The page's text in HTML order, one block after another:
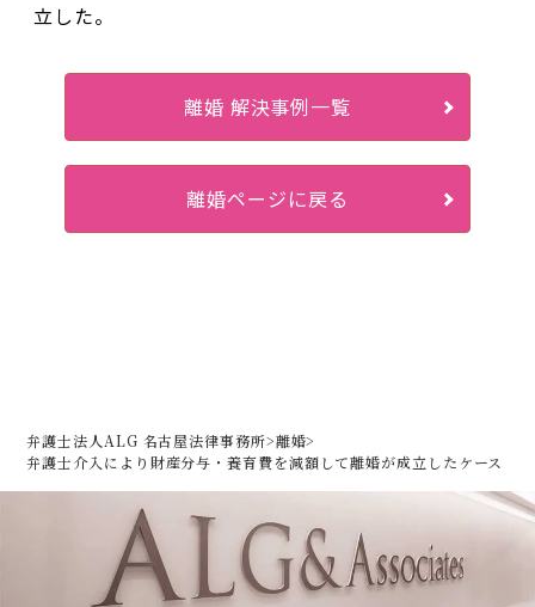
立した。
離婚 解決事例一覧
離婚ページに戻る
弁護士法人ALG 名古屋法律事務所>離婚>
弁護士介入により財産分与・養育費を減額して離婚が成立したケース